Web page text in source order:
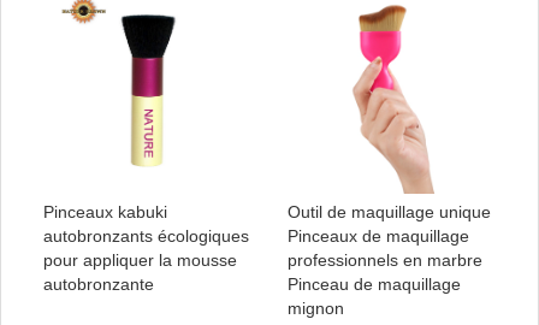
Pinceaux kabuki
autobronzants écologiques
pour appliquer la mousse
autobronzante
Outil de maquillage unique
Pinceaux de maquillage
professionnels en marbre
Pinceau de maquillage
mignon